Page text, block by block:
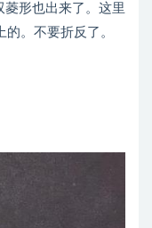
形也出来了。这里
。不要折反了。